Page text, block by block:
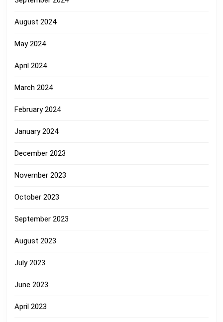
August 2024
May 2024
April 2024
March 2024
February 2024
January 2024
December 2023
November 2023
October 2023
September 2023
August 2023
July 2023
June 2023
April 2023